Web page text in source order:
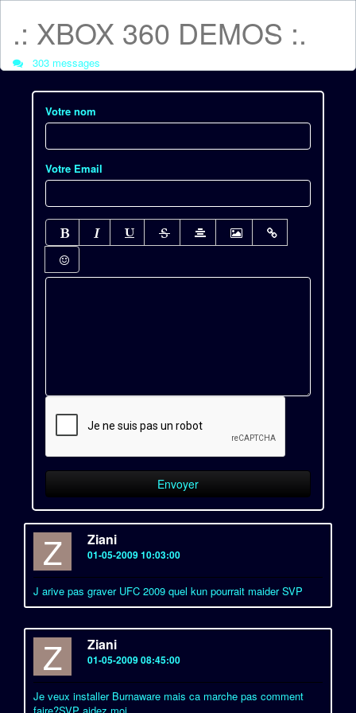
.: XBOX 360 DEMOS :.
303 messages
Votre nom
Votre Email
Z Ziani
01-05-2009 10:03:00
J arive pas graver UFC 2009 quel kun pourrait maider SVP
Z Ziani
01-05-2009 08:45:00
Je veux installer Burnaware mais ca marche pas comment